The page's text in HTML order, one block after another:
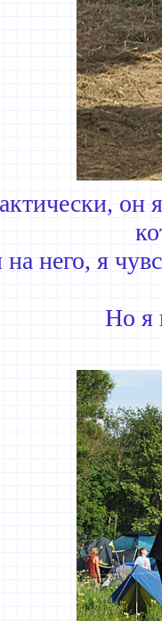
он
на него, я
Но я